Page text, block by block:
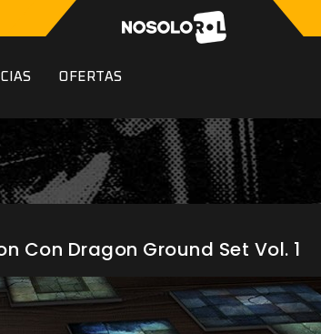
OFERTAS
Con Dragon Ground Set Vol. 1